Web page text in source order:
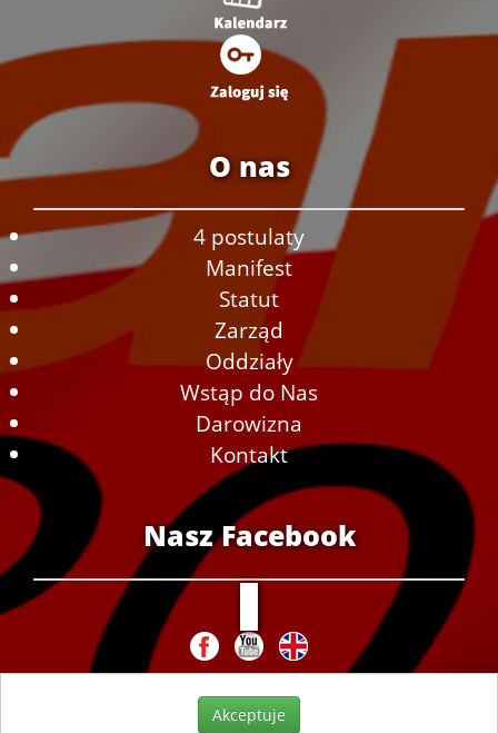
O nas
4 postulaty
Manifest
Statut
Zarząd
Oddziały
Wstąp do Nas
Darowizna
Kontakt
Nasz Facebook
Akceptuje